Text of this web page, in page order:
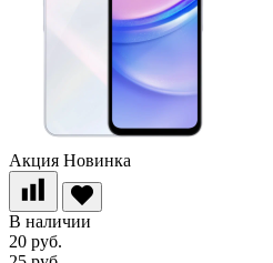
Акция Новинка
В наличии
20 руб.